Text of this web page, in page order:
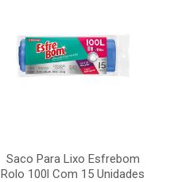
Saco Para Lixo Esfrebom
Rolo 100l Com 15 Unidades